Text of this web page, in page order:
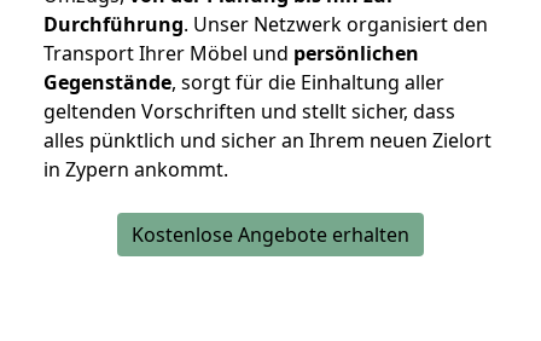
Durchführung. Unser Netzwerk organisiert den
Transport Ihrer Möbel und persönlichen
Gegenstände, sorgt für die Einhaltung aller
geltenden Vorschriften und stellt sicher, dass
alles pünktlich und sicher an Ihrem neuen Zielort
in Zypern ankommt.
Kostenlose Angebote erhalten